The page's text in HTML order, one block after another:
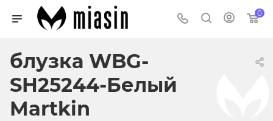
0
блузка WBG-
SH25244-Белый
Martkin